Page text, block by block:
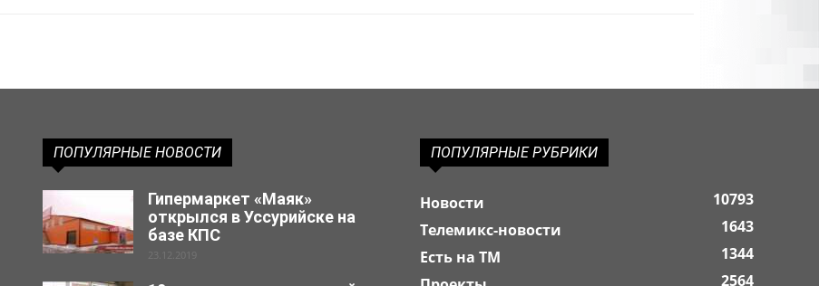
ПОПУЛЯРНЫЕ НОВОСТИ
Гипермаркет «Маяк»
открылся в Уссурийске на
базе КПС
23.12.2019
ПОПУЛЯРНЫЕ РУБРИКИ
Новости
10793
Телемикс-новости
1643
Есть на ТМ
1344
2564